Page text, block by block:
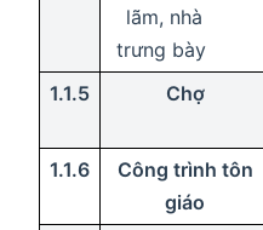
lãm, nhà
trưng bày
1.1.5 Chợ
1.1.6
Công trình tôn
giáo